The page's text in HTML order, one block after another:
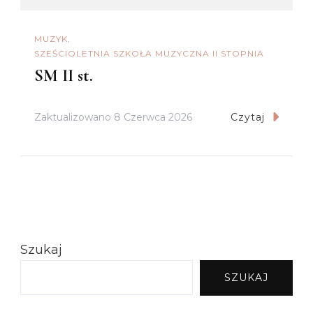
MUZYK
SZEŚCIOLETNIA SZKOŁA MUZYCZNA II STOPNIA
SM II st.
Zaktualizowano 8 Czerwca 2026 Czytaj
Szukaj
SZUKAJ